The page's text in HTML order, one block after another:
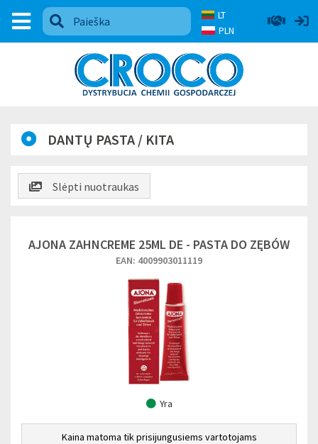
LT
PLN
DANTŲ PASTA / KITA
Slėpti nuotraukas
AJONA ZAHNCREME 25ML DE - PASTA DO ZĘBÓW
EAN: 4009903011119
Yra
Kaina matoma tik prisijungusiems vartotojams